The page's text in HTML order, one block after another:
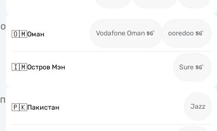
О
🇴🇲Оман Vodafone Oman ooredoo
🇮🇲Остров Мэн Sure
П
🇵🇰Пакистан Jazz